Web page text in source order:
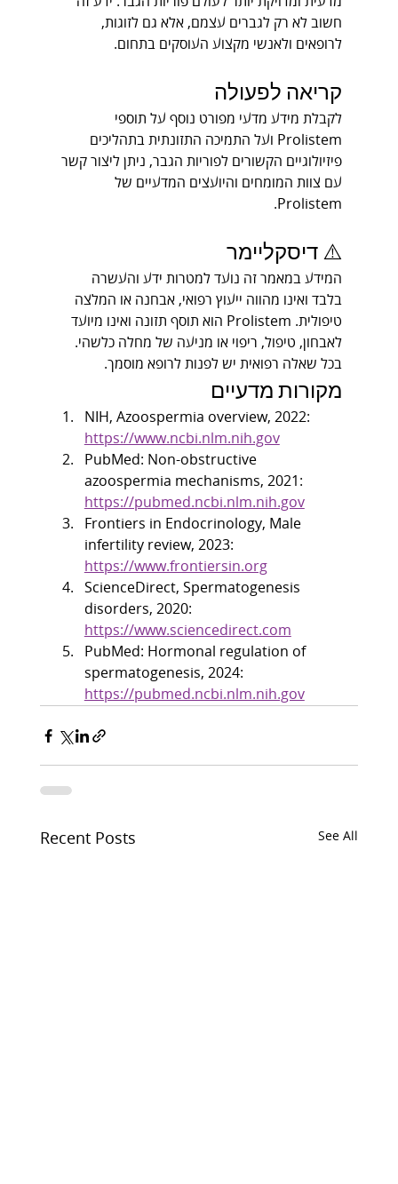
חשוב לא רק לגברים עצמם, אלא גם לזוגות,
לרופאים ולאנשי מקצוע העוסקים בתחום.
קריאה לפעולה
לקבלת מידע מדעי מפורט נוסף על תוספי
Prolistem ועל התמיכה התזונתית בתהליכים
פיזיולוגיים הקשורים לפוריות הגבר, ניתן ליצור קשר
עם צוות המומחים והיועצים המדעיים של
Prolistem.
⚠️ דיסקליימר
המידע במאמר זה נועד למטרות ידע והעשרה
בלבד ואינו מהווה ייעוץ רפואי, אבחנה או המלצה
טיפולית. Prolistem הוא תוסף תזונה ואינו מיועד
לאבחון, טיפול, ריפוי או מניעה של מחלה כלשהי.
בכל שאלה רפואית יש לפנות לרופא מוסמך.
מקורות מדעיים
NIH, Azoospermia overview, 2022:
https://www.ncbi.nlm.nih.gov
PubMed: Non-obstructive
azoospermia mechanisms, 2021:
https://pubmed.ncbi.nlm.nih.gov
Frontiers in Endocrinology, Male
infertility review, 2023:
https://www.frontiersin.org
ScienceDirect, Spermatogenesis
disorders, 2020:
https://www.sciencedirect.com
PubMed: Hormonal regulation of
spermatogenesis, 2024:
https://pubmed.ncbi.nlm.nih.gov
Recent Posts See All